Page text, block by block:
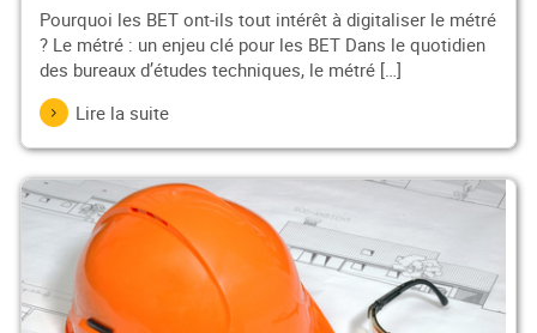
Pourquoi les BET ont-ils tout intérêt à digitaliser le métré
? Le métré : un enjeu clé pour les BET Dans le quotidien
des bureaux d’études techniques, le métré […]
Lire la suite